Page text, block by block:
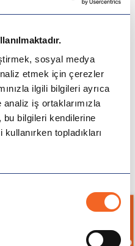
sosyal medya
etmek için çerezler
ilgili bilgileri ayrıca
iş ortaklarımızla
bu bilgileri kendilerine
topladıkları
(Köpek
(Masanınaltınakoy.)
the papers.(Kitap
Bilgi İste